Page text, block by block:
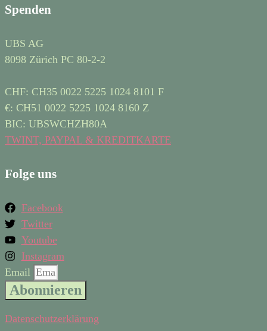
Spenden
UBS AG
8098 Zürich PC 80-2-2
CHF: CH35 0022 5225 1024 8101 F
€: CH51 0022 5225 1024 8160 Z
BIC: UBSWCHZH80A
TWINT, PAYPAL & KREDITKARTE
Folge uns
Facebook
Twitter
Youtube
Instagram
Email
Abonnieren
Datenschutzerklärung